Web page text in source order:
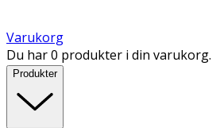
Varukorg
Du har 0 produkter i din varukorg.
Produkter